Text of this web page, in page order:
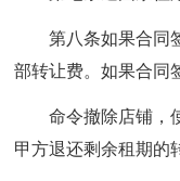
第八条如果合同
部转让费。如果合同
命令撤除店铺，
甲方退还剩余租期的